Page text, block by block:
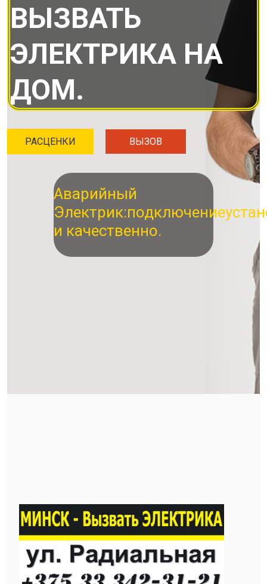
ВЫЗВАТЬ
ЭЛЕКТРИКА НА
ДОМ.
РАСЦЕНКИ ВЫЗОВ
Аварийный
Электрик:подключение
и качественно.